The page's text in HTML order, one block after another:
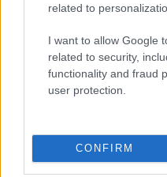
related to
I want to allow Google
related to security,
functionality and fraud
user protection.
CONFIRM
proprie. Gestendo in
canale preferenziale,
venditao unsito, non
così da avere la
prenderanno gli eventi,